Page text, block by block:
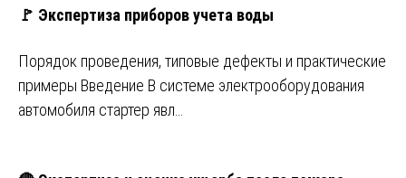
🚩 Экспертиза приборов учета воды
Порядок проведения, типовые дефекты и практические
примеры Введение В системе электрооборудования
автомобиля стартер явл…